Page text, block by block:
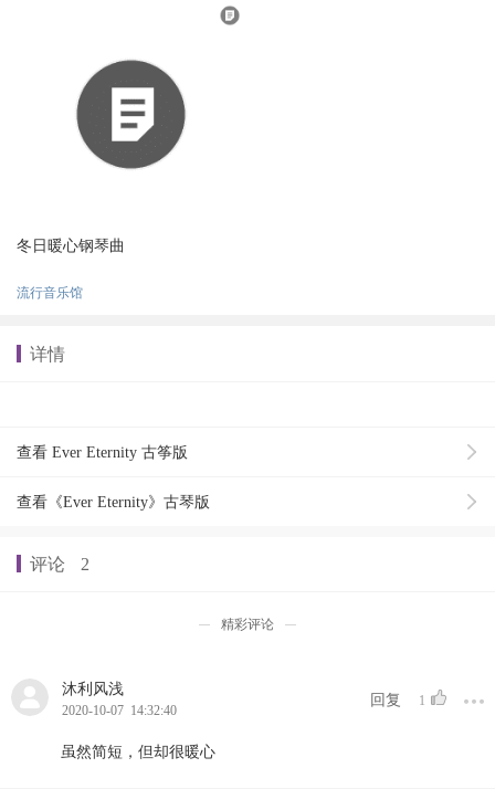
冬日暖心钢琴曲
流行音乐馆
详情
查看 Ever Eternity 古筝版
查看《Ever Eternity》古琴版
评论 2
精彩评论
沐利风浅
2020-10-07 14:32:40
回复 1
虽然简短，但却很暖心